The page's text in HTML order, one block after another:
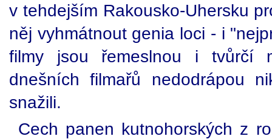
v tehdejším Rakousko-Uhersku
něj vyhmátnout genia loci - i
filmy jsou řemeslnou i tvůrčí
dnešních filmařů nedodrápou
snažili.
Cech panen kutnohorských z